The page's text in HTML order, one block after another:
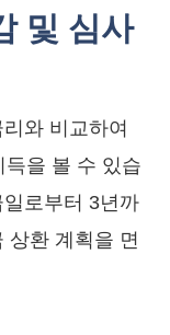
및 심사
와 비교하여
을 볼 수 있습
로부터 3년까
상환 계획을 면